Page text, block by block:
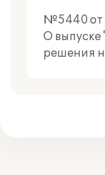
№5440 от
О выпуске
решения